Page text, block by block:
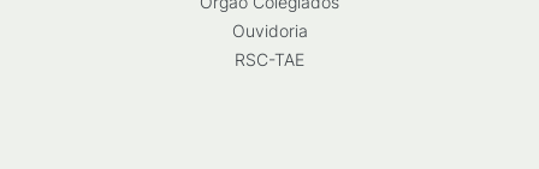
Ouvidoria
RSC-TAE